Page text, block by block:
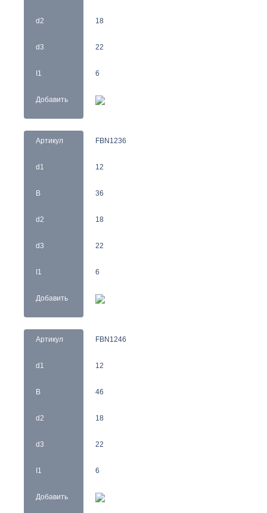
d2
d3
I1
Добавить
18
22
6
Артикул
d1
B
d2
d3
I1
Добавить
FBN1236
12
36
18
22
6
Артикул
d1
B
d2
d3
I1
Добавить
FBN1246
12
46
18
22
6